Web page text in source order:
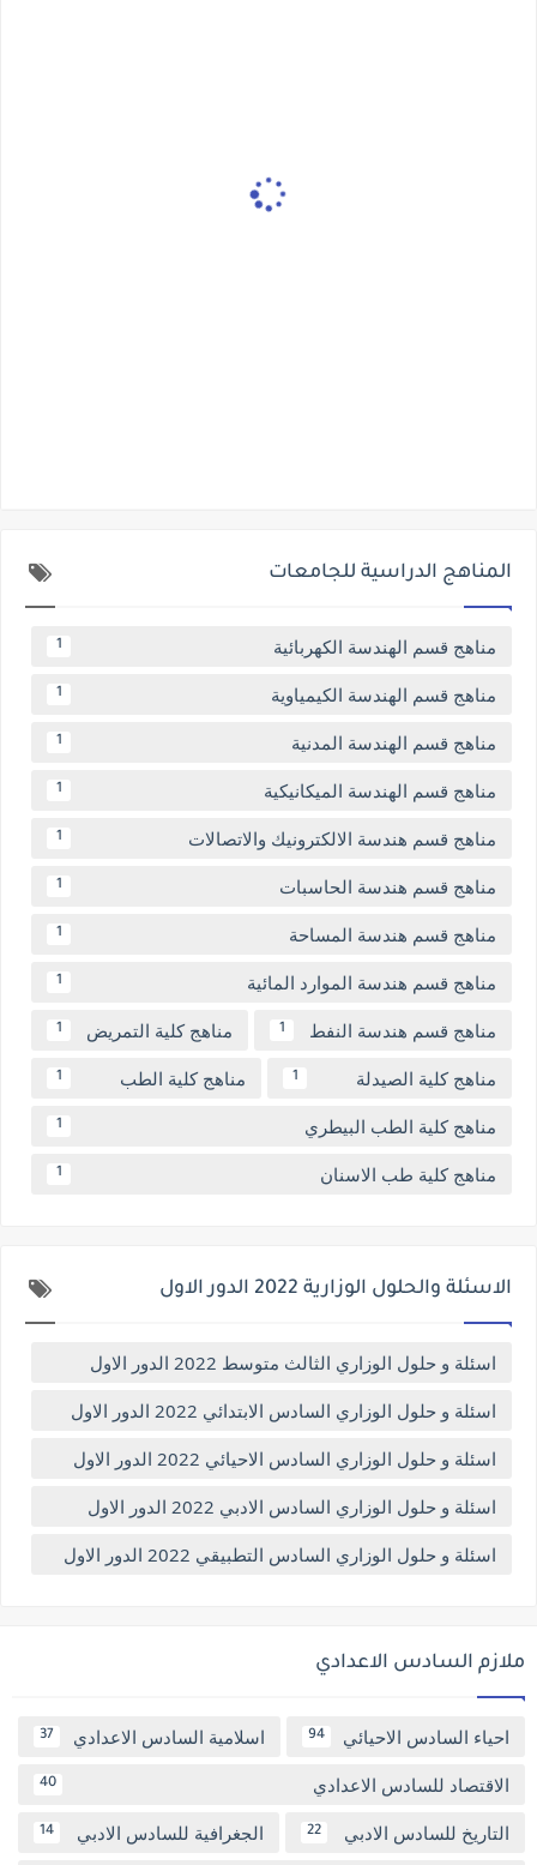
المناهج الدراسية للجامعات
مناهج قسم الهندسة الكهربائية 1
مناهج قسم الهندسة الكيمياوية 1
مناهج قسم الهندسة المدنية 1
مناهج قسم الهندسة الميكانيكية 1
مناهج قسم هندسة الالكترونيك والاتصالات 1
مناهج قسم هندسة الحاسبات 1
مناهج قسم هندسة المساحة 1
مناهج قسم هندسة الموارد المائية 1
مناهج قسم هندسة النفط 1 مناهج كلية التمريض 1
مناهج كلية الصيدلة 1 مناهج كلية الطب 1
مناهج كلية الطب البيطري 1
مناهج كلية طب الاسنان 1
الاسئلة والحلول الوزارية 2022 الدور الاول
اسئلة و حلول الوزاري الثالث متوسط 2022 الدور الاول
اسئلة و حلول الوزاري السادس الابتدائي 2022 الدور الاول
اسئلة و حلول الوزاري السادس الاحيائي 2022 الدور الاول
اسئلة و حلول الوزاري السادس الادبي 2022 الدور الاول
اسئلة و حلول الوزاري السادس التطبيقي 2022 الدور الاول
ملازم السادس الاعدادي
احياء السادس الاحيائي 94 اسلامية السادس الاعدادي 37
الاقتصاد للسادس الاعدادي 40
التاريخ للسادس الادبي 22 الجغرافية للسادس الادبي 14